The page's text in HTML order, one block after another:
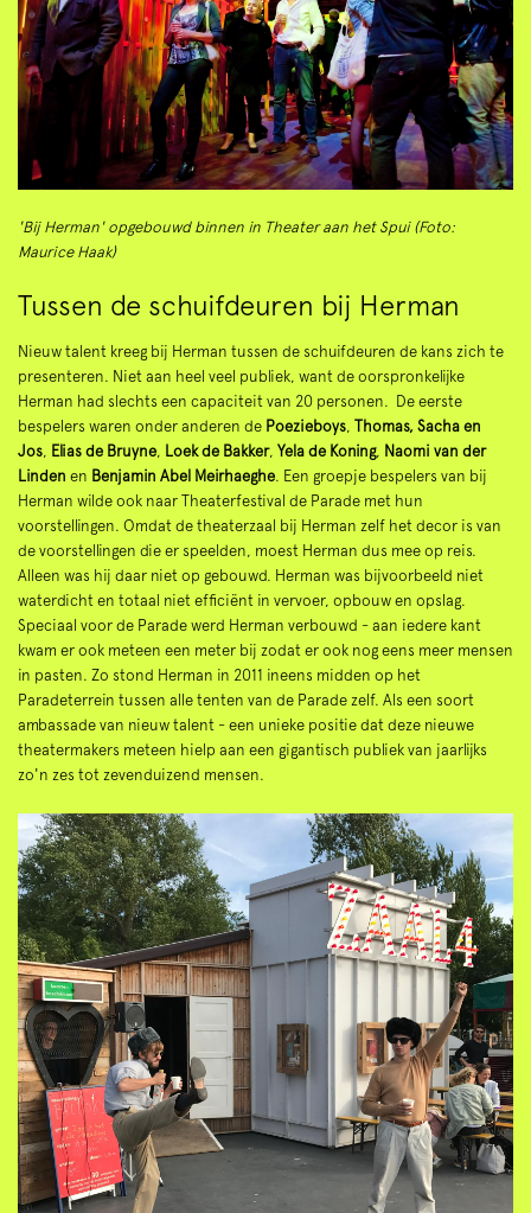
'Bij Herman' opgebouwd binnen in Theater aan het Spui (Foto:
Maurice Haak)
Tussen de schuifdeuren bij Herman
Nieuw talent kreeg bij Herman tussen de schuifdeuren de kans zich te
presenteren. Niet aan heel veel publiek, want de oorspronkelijke
Herman had slechts een capaciteit van 20 personen. De eerste
bespelers waren onder anderen de Poezieboys, Thomas, Sacha en
Jos, Elias de Bruyne, Loek de Bakker, Yela de Koning, Naomi van der
Linden en Benjamin Abel Meirhaeghe. Een groepje bespelers van bij
Herman wilde ook naar Theaterfestival de Parade met hun
voorstellingen. Omdat de theaterzaal bij Herman zelf het decor is van
de voorstellingen die er speelden, moest Herman dus mee op reis.
Alleen was hij daar niet op gebouwd. Herman was bijvoorbeeld niet
waterdicht en totaal niet efficiënt in vervoer, opbouw en opslag.
Speciaal voor de Parade werd Herman verbouwd - aan iedere kant
kwam er ook meteen een meter bij zodat er ook nog eens meer mensen
in pasten. Zo stond Herman in 2011 ineens midden op het
Paradeterrein tussen alle tenten van de Parade zelf. Als een soort
ambassade van nieuw talent - een unieke positie dat deze nieuwe
theatermakers meteen hielp aan een gigantisch publiek van jaarlijks
zo'n zes tot zevenduizend mensen.